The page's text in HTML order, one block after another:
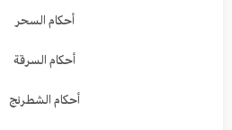
أحكام السحر
أحكام السرقة
أحكام الشطرنج